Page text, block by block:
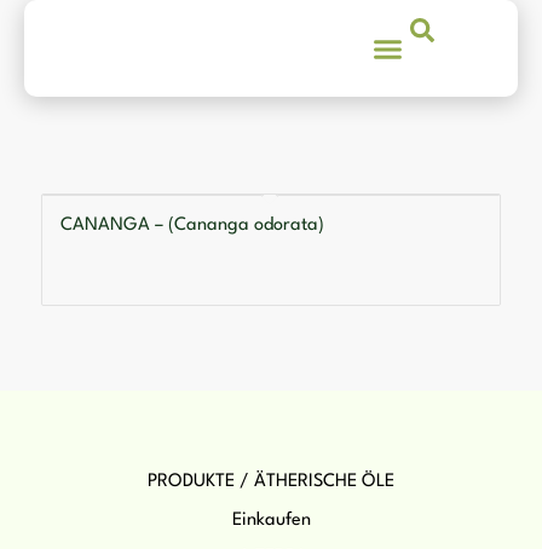
CANANGA – (Cananga odorata)
PRODUKTE / ÄTHERISCHE ÖLE
Einkaufen